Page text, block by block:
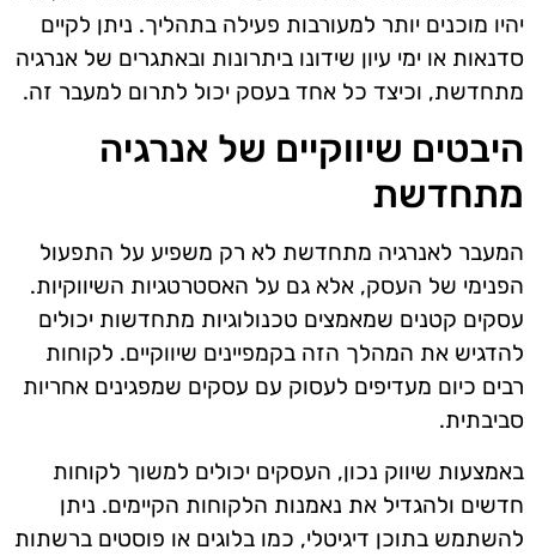
יהיו מוכנים יותר למעורבות פעילה בתהליך. ניתן לקיים
סדנאות או ימי עיון שידונו ביתרונות ובאתגרים של אנרגיה
מתחדשת, וכיצד כל אחד בעסק יכול לתרום למעבר זה.
היבטים שיווקיים של אנרגיה
מתחדשת
המעבר לאנרגיה מתחדשת לא רק משפיע על התפעול
הפנימי של העסק, אלא גם על האסטרטגיות השיווקיות.
עסקים קטנים שמאמצים טכנולוגיות מתחדשות יכולים
להדגיש את המהלך הזה בקמפיינים שיווקיים. לקוחות
רבים כיום מעדיפים לעסוק עם עסקים שמפגינים אחריות
סביבתית.
באמצעות שיווק נכון, העסקים יכולים למשוך לקוחות
חדשים ולהגדיל את נאמנות הלקוחות הקיימים. ניתן
להשתמש בתוכן דיגיטלי, כמו בלוגים או פוסטים ברשתות